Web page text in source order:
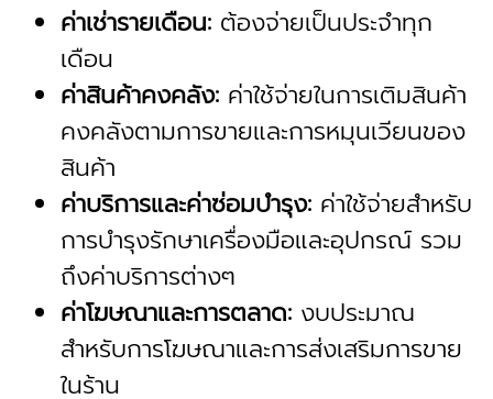
ค่าเช่ารายเดือน: ต้องจ่ายเป็นประจำทุก
เดือน
ค่าสินค้าคงคลัง: ค่าใช้จ่ายในการเติมสินค้า
คงคลังตามการขายและการหมุนเวียนของ
สินค้า
ค่าบริการและค่าซ่อมบำรุง: ค่าใช้จ่ายสำหรับ
การบำรุงรักษาเครื่องมือและอุปกรณ์ รวม
ถึงค่าบริการต่างๆ
ค่าโฆษณาและการตลาด: งบประมาณ
สำหรับการโฆษณาและการส่งเสริมการขาย
ในร้าน